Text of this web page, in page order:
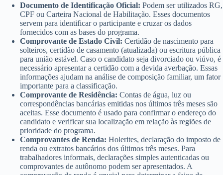
Documento de Identificação Oficial: Podem ser utilizados RG,
CPF ou Carteira Nacional de Habilitação. Esses documentos
servem para identificar o participante e cruzar os dados
fornecidos com as bases do programa.
Comprovante de Estado Civil: Certidão de nascimento para
solteiros, certidão de casamento (atualizada) ou escritura pública
para união estável. Caso o candidato seja divorciado ou viúvo, é
necessário apresentar a certidão com a devida averbação. Essas
informações ajudam na análise de composição familiar, um fator
importante para a classificação.
Comprovante de Residência: Contas de água, luz ou
correspondências bancárias emitidas nos últimos três meses são
aceitas. Esse documento é usado para confirmar o endereço do
candidato e verificar sua localização em relação às regiões de
prioridade do programa.
Comprovantes de Renda: Holerites, declaração do imposto de
renda ou extratos bancários dos últimos três meses. Para
trabalhadores informais, declarações simples autenticadas ou
comprovantes de autônomo podem ser apresentados. A